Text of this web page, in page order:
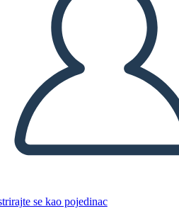
se kao pojedinac
DIJAPROJEKCIJU
ČITAJ MI